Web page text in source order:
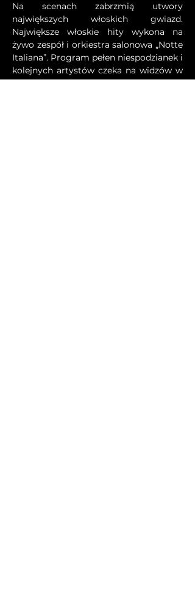
Na scenach zabrzmią utwory
największych włoskich gwiazd.
Największe włoskie hity wykona na
żywo zespół i orkiestra salonowa „Notte
Italiana”. Program pełen niespodzianek i
kolejnych artystów czeka na widzów w
show Megagwiazdy Francesco Napoli.